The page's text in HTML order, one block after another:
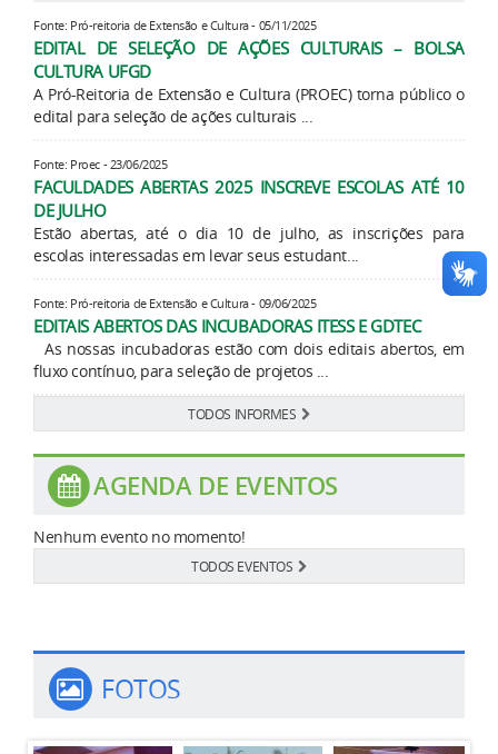
Fonte: Pró-reitoria de Extensão e Cultura - 05/11/2025
EDITAL DE SELEÇÃO DE AÇÕES CULTURAIS – BOLSA
CULTURA UFGD
A Pró-Reitoria de Extensão e Cultura (PROEC) torna público o
edital para seleção de ações culturais ...
Fonte: Proec - 23/06/2025
FACULDADES ABERTAS 2025 INSCREVE ESCOLAS ATÉ 10
DE JULHO
Estão abertas, até o dia 10 de julho, as inscrições para
escolas interessadas em levar seus estudant...
Fonte: Pró-reitoria de Extensão e Cultura - 09/06/2025
EDITAIS ABERTOS DAS INCUBADORAS ITESS E GDTEC
As nossas incubadoras estão com dois editais abertos, em
fluxo contínuo, para seleção de projetos ...
TODOS INFORMES
AGENDA DE EVENTOS
Nenhum evento no momento!
TODOS EVENTOS
FOTOS